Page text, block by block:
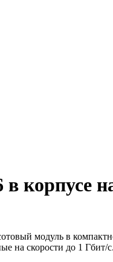
корпусе
модуль в
скорости до 1 Гбит/